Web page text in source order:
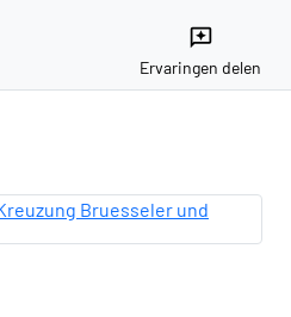
reviews
Ervaringen delen